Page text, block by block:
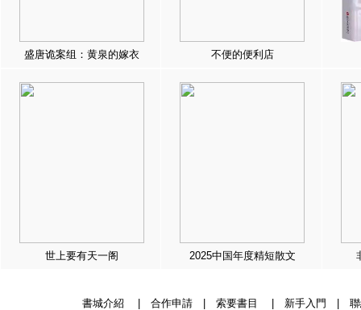
盛唐诡案组：黄泉的嫁衣 不便的便利店
世上要有天一阁 2025中国年度精短散文
書城介紹 合作申請| 索要書目 新手入門